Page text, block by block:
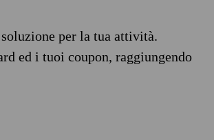
per la tua attività.
ed i tuoi coupon, raggiungendo